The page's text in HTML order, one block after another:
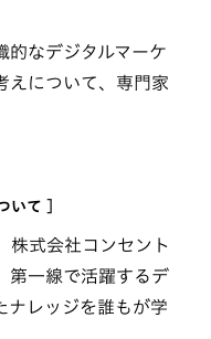
的なデジタルマーケ
えについて、専門家
いて ]
株式会社コンセント
第一線で活躍するデ
ナレッジを誰もが学